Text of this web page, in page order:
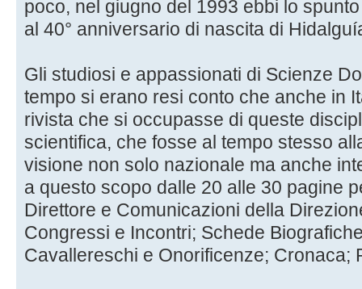
poco, nel giugno del 1993 ebbi lo
al 40° anniversario di nascita di
Gli studiosi e appassionati di Scienze
tempo si erano resi conto che anche in
rivista che si occupasse di queste
scientifica, che fosse al tempo stesso
visione non solo nazionale ma anche
a questo scopo dalle 20 alle 30 pagine
Direttore e Comunicazioni della
Congressi e Incontri; Schede
Cavallereschi e Onorificenze; Cronaca;